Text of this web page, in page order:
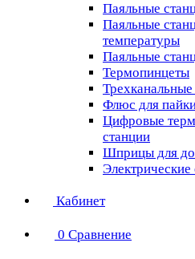
Паяльные
Паяльные
температуры
Паяльные
Термопинцеты
Флюс для
Цифровые
станции
Шприцы для
Кабинет
0 Сравнение